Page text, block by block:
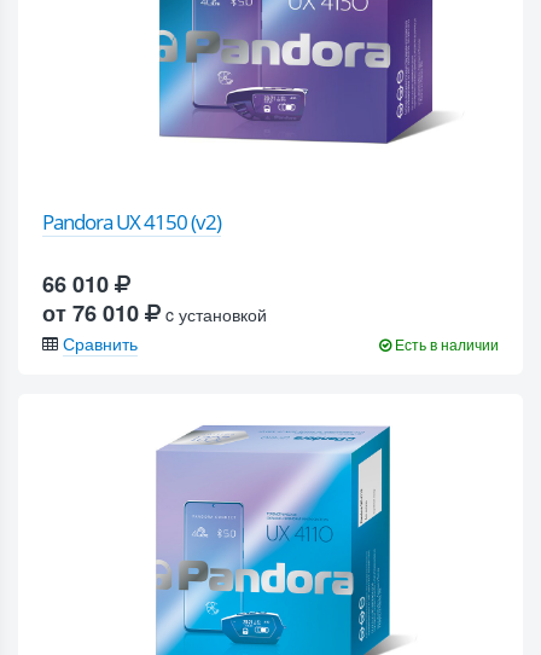
Pandora UX 4150 (v2)
66 010
от 76 010
c установкой
Сравнить
Есть в наличии